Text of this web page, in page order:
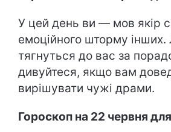
У цей день ви — мов якір
емоційного шторму
тягнуться до вас за
дивуйтеся, якщо вам
вирішувати чужі драми.
Гороскоп на 22 червня